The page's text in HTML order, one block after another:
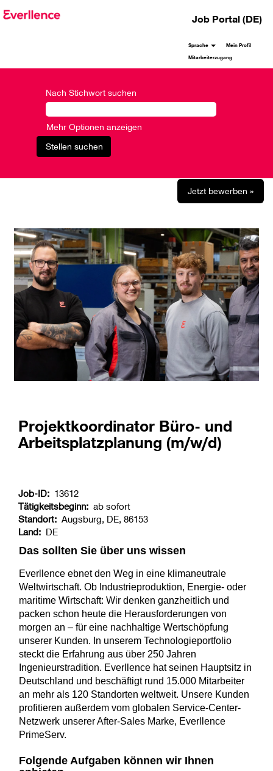
Job Portal (DE)
Sprache
Mein Profil
Mitarbeiterzugang
Nach Stichwort suchen
Mehr Optionen anzeigen
Jetzt bewerben »
Projektkoordinator Büro- und
Arbeitsplatzplanung (m/w/d)
Job-ID: 13612
Tätigkeitsbeginn: ab sofort
Standort: Augsburg, DE, 86153
Land: DE
Das sollten Sie über uns wissen
Everllence ebnet den Weg in eine klimaneutrale
Weltwirtschaft. Ob Industrieproduktion, Energie- oder
maritime Wirtschaft: Wir denken ganzheitlich und
packen schon heute die Herausforderungen von
morgen an – für eine nachhaltige Wertschöpfung
unserer Kunden. In unserem Technologieportfolio
steckt die Erfahrung aus über 250 Jahren
Ingenieurstradition. Everllence hat seinen Hauptsitz in
Deutschland und beschäftigt rund 15.000 Mitarbeiter
an mehr als 120 Standorten weltweit. Unsere Kunden
profitieren außerdem vom globalen Service-Center-
Netzwerk unserer After-Sales Marke, Everllence
PrimeServ.
Folgende Aufgaben können wir Ihnen